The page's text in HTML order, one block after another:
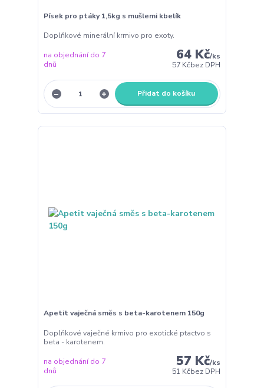
Písek pro ptáky 1,5kg s mušlemi kbelík
Doplňkové minerální krmivo pro exoty.
64 Kč/ks
57 Kčbez DPH
na objednání do 7
dnů
Přidat do košíku
Apetit vaječná směs s beta-karotenem 150g
Doplňkové vaječné krmivo pro exotické ptactvo s
beta - karotenem.
57 Kč/ks
51 Kčbez DPH
na objednání do 7
dnů